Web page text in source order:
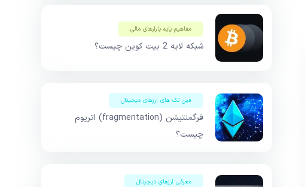
مفاهیم پایه بازار‌های مالی
شبکه لایه 2 بیت کوین چیست؟
فین تک های ارزهای دیجیتال
فرگمنتیشن (fragmentation) اتریوم
چیست؟
معرفی ارزهای دیجیتال